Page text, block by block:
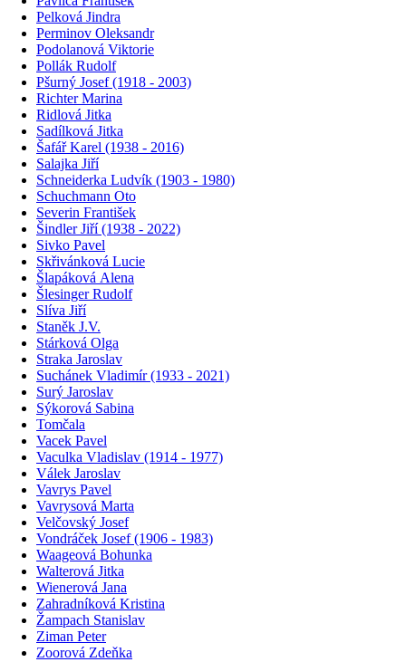
Pelková Jindra
Perminov Oleksandr
Podolanová Viktorie
Pollák Rudolf
Pšurný Josef (1918 - 2003)
Richter Marina
Ridlová Jitka
Sadílková Jitka
Šafář Karel (1938 - 2016)
Salajka Jiří
Schneiderka Ludvík (1903 - 1980)
Schuchmann Oto
Severin František
Šindler Jiří (1938 - 2022)
Sivko Pavel
Skřivánková Lucie
Šlapáková Alena
Šlesinger Rudolf
Slíva Jiří
Staněk J.V.
Stárková Olga
Straka Jaroslav
Suchánek Vladimír (1933 - 2021)
Surý Jaroslav
Sýkorová Sabina
Tomčala
Vacek Pavel
Vaculka Vladislav (1914 - 1977)
Válek Jaroslav
Vavrys Pavel
Vavrysová Marta
Velčovský Josef
Vondráček Josef (1906 - 1983)
Waageová Bohunka
Walterová Jitka
Wienerová Jana
Zahradníková Kristina
Žampach Stanislav
Ziman Peter
Zoorová Zdeňka